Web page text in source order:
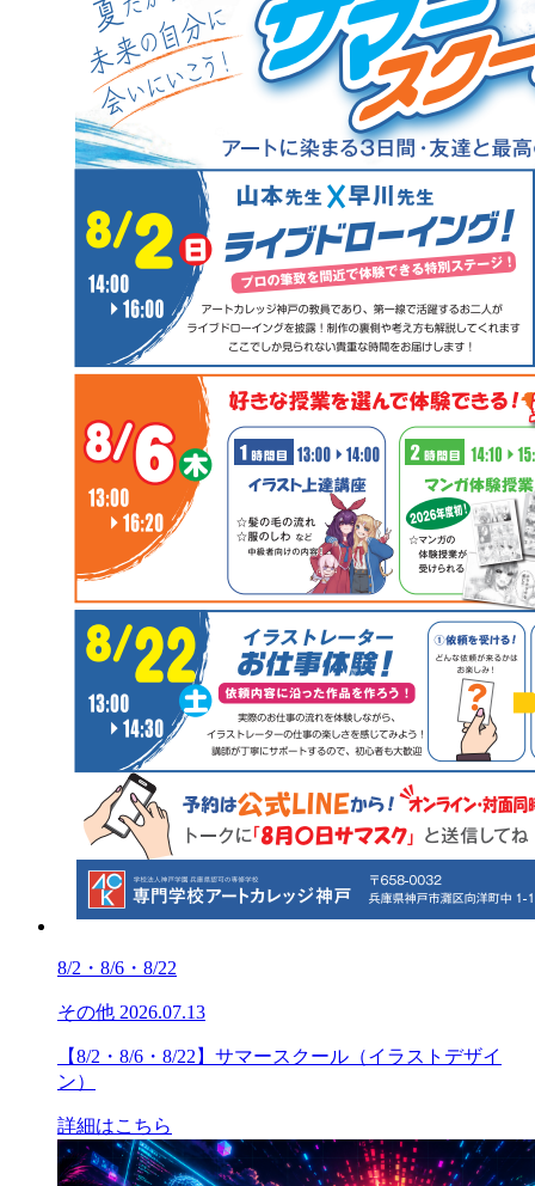
8/2・8/6・8/22
その他 2026.07.13
【8/2・8/6・8/22】サマースクール（イラストデザイ
ン）
詳細はこちら